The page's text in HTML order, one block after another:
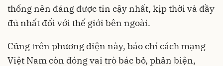
thống nên đáng được tin cậy nhất, kịp thời và đầy
đủ nhất đối với thế giới bên ngoài.
Cũng trên phương diện này, báo chí cách mạng
Việt Nam còn đóng vai trò bác bỏ, phản biện,